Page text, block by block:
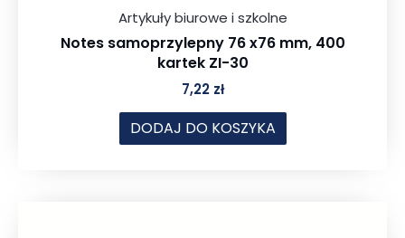
Artykuły biurowe i szkolne
Notes samoprzylepny 76 x76 mm, 400
kartek ZI-30
7,22 zł
DODAJ DO KOSZYKA